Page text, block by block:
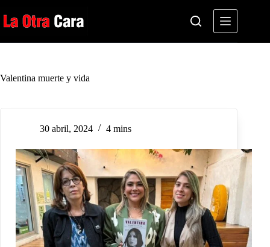
al
contenido
Valentina muerte y vida
30 abril, 2024 4 mins